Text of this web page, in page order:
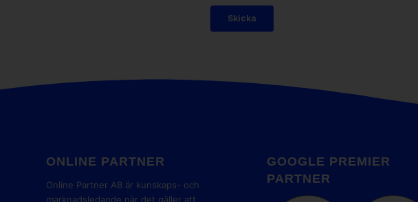
ONLINE PARTNER
Online Partner AB är kunskaps- och
marknadsledande när det gäller att
GOOGLE PREMIER
PARTNER